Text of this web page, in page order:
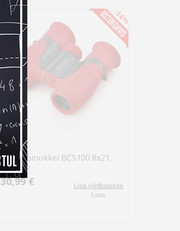
Kodak binokkel BCS100 8x21,
punane
30,99 €
Lisa võrdlusesse
Laos
-16%